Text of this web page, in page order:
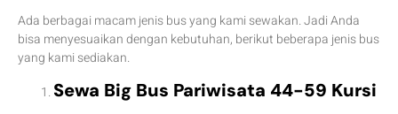
Ada berbagai macam jenis bus yang kami sewakan. Jadi Anda
bisa menyesuaikan dengan kebutuhan, berikut beberapa jenis bus
yang kami sediakan.
Sewa Big Bus Pariwisata 44-59 Kursi